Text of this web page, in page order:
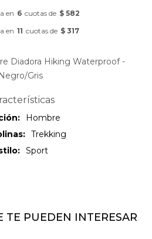
en 6 cuotas de $ 582
en 11 cuotas de $ 317
Diadora Hiking Waterproof -
Negro/Gris
Hombre
Trekking
Sport
TE PUEDEN INTERESAR